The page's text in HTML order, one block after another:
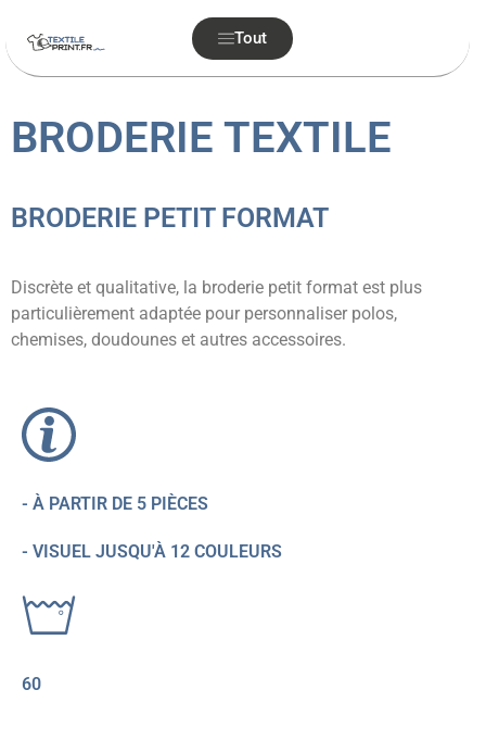
Tout
BRODERIE TEXTILE
BRODERIE PETIT FORMAT
Discrète et qualitative, la broderie petit format est plus
particulièrement adaptée pour personnaliser polos,
chemises, doudounes et autres accessoires.
- À PARTIR DE 5 PIÈCES
- VISUEL JUSQU'À 12 COULEURS
60